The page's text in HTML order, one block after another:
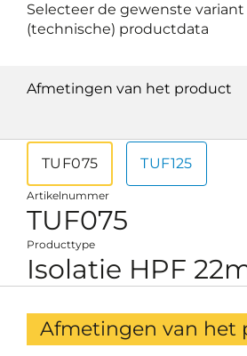
Selecteer de gewenste variant
(technische) productdata
Afmetingen van het product
TUF075 TUF125
Artikelnummer
TUF075
Producttype
Isolatie HPF
Afmetingen van het